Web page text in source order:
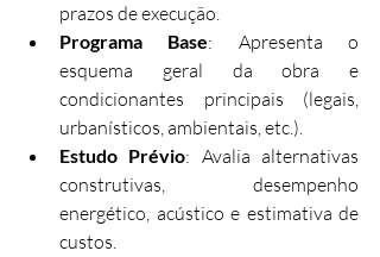
prazos de execução.
Programa Base: Apresenta o
esquema geral da obra e
condicionantes principais (legais,
urbanísticos, ambientais, etc.).
Estudo Prévio: Avalia alternativas
construtivas, desempenho
energético, acústico e estimativa de
custos.